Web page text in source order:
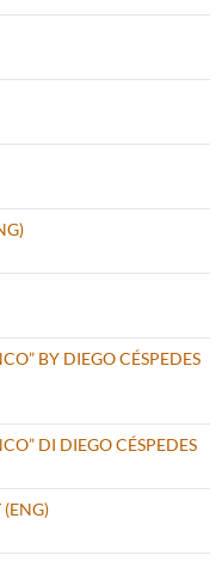
BY DIEGO CÉSPEDES
DI DIEGO CÉSPEDES
(ENG)